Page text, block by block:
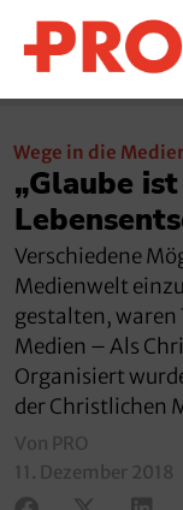
Wege in die
„Glaube
Verschiedene
Medienwelt
gestalten, waren
Medien – Als
Organisiert
der Christlichen
Von PRO
11. Dezember 2018